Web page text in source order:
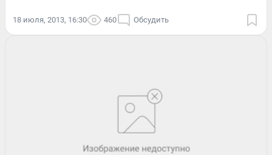
18 июля, 2013, 16:30 460 Обсудить